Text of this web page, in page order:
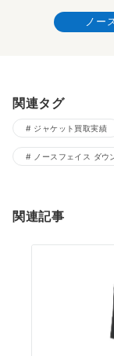
ノー
関連タグ
ジャケット買取実績
ノースフェイス ダウ
関連記事